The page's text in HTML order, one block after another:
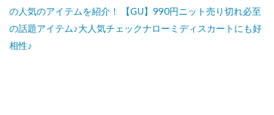
の人気のアイテムを紹介！
【GU】990円ニット売り切れ必至
の話題アイテム♪大人気チェックナローミディスカートにも好
相性♪